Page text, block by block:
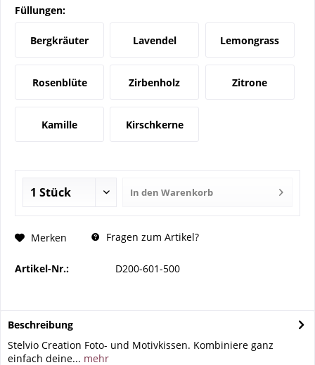
Füllungen:
Bergkräuter Lavendel Lemongrass
Rosenblüte Zirbenholz Zitrone
Kamille Kirschkerne
In den Warenkorb
Merken Fragen zum Artikel?
Artikel-Nr.: D200-601-500
Beschreibung
Stelvio Creation Foto- und Motivkissen. Kombiniere ganz
einfach deine... mehr